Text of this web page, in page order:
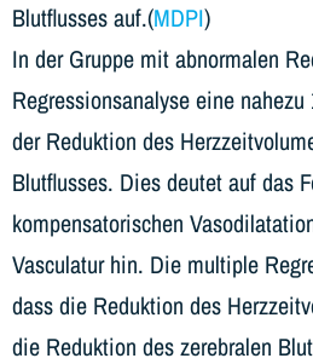
Blutflusses auf.(MDPI)
In der Gruppe mit abnormalen
Regressionsanalyse eine
der Reduktion des
Blutflusses. Dies deutet auf das
kompensatorischen
Vasculatur hin. Die multiple
dass die Reduktion des
die Reduktion des zerebralen